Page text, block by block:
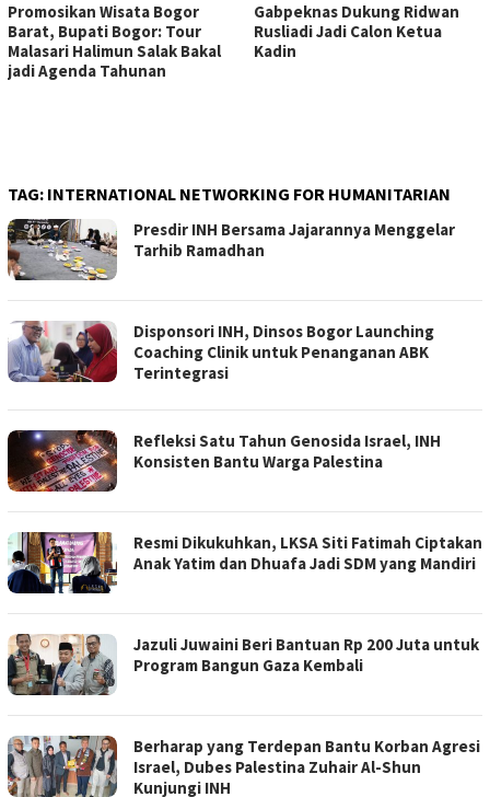
Promosikan Wisata Bogor
Barat, Bupati Bogor: Tour
Malasari Halimun Salak Bakal
jadi Agenda Tahunan
Gabpeknas Dukung Ridwan
Rusliadi Jadi Calon Ketua
Kadin
TAG: INTERNATIONAL NETWORKING FOR HUMANITARIAN
Presdir INH Bersama Jajarannya Menggelar
Tarhib Ramadhan
Disponsori INH, Dinsos Bogor Launching
Coaching Clinik untuk Penanganan ABK
Terintegrasi
Refleksi Satu Tahun Genosida Israel, INH
Konsisten Bantu Warga Palestina
Resmi Dikukuhkan, LKSA Siti Fatimah Ciptakan
Anak Yatim dan Dhuafa Jadi SDM yang Mandiri
Jazuli Juwaini Beri Bantuan Rp 200 Juta untuk
Program Bangun Gaza Kembali
Berharap yang Terdepan Bantu Korban Agresi
Israel, Dubes Palestina Zuhair Al-Shun
Kunjungi INH